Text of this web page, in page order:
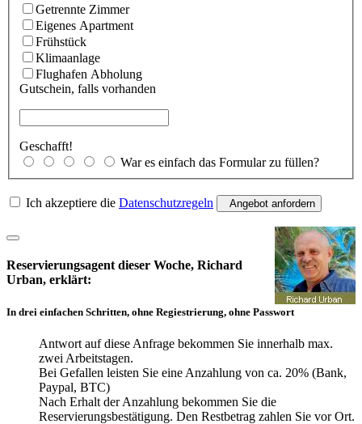
Getrennte Zimmer
Eigenes Apartment
Frühstück
Klimaanlage
Flughafen Abholung
Gutschein, falls vorhanden
Geschafft!
War es einfach das Formular zu füllen?
Ich akzeptiere die Datenschutzregeln Angebot anfordern
Reservierungsagent dieser Woche, Richard
Urban, erklärt:
In drei einfachen Schritten, ohne Regiestrierung, ohne Passwort
Antwort auf diese Anfrage bekommen Sie innerhalb max.
zwei Arbeitstagen.
Bei Gefallen leisten Sie eine Anzahlung von ca. 20% (Bank,
Paypal, BTC)
Nach Erhalt der Anzahlung bekommen Sie die
Reservierungsbestätigung. Den Restbetrag zahlen Sie vor Ort.